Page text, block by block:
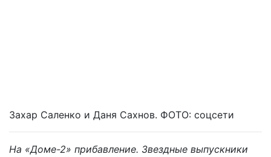
Захар Саленко и Даня Сахнов. ФОТО: соцсети
На «Доме-2» прибавление. Звездные выпускники